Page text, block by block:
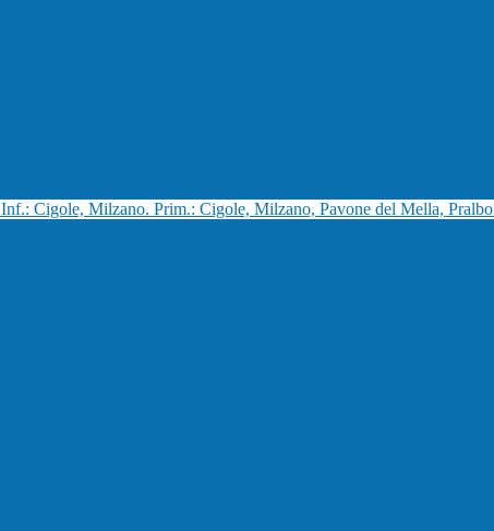
Inf.: Cigole, Milzano. Prim.: Cigole, Milzano, Pavone del Mella,